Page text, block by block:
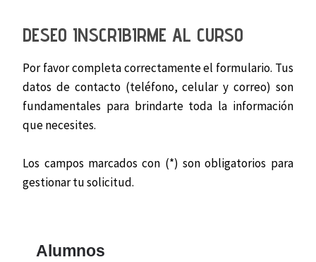
DESEO INSCRIBIRME AL CURSO
Por favor completa correctamente el formulario. Tus
datos de contacto (teléfono, celular y correo) son
fundamentales para brindarte toda la información
que necesites.
Los campos marcados con (*) son obligatorios para
gestionar tu solicitud.